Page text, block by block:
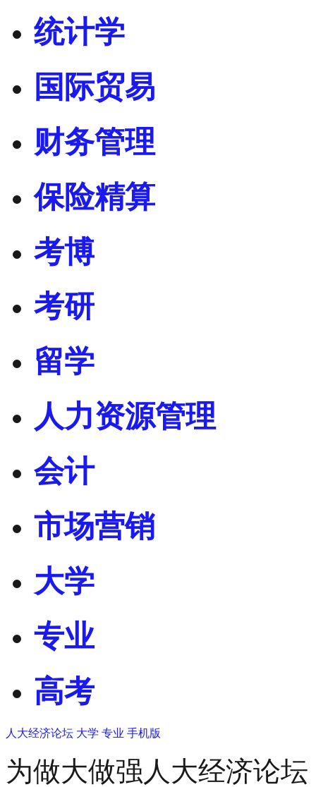
统计学
国际贸易
财务管理
保险精算
考博
考研
留学
人力资源管理
会计
市场营销
大学
专业
高考
人大经济论坛 大学 专业 手机版
为做大做强人大经济论